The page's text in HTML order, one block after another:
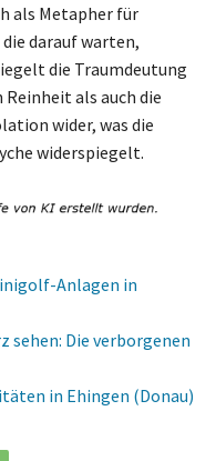
als Metapher für
darauf warten,
die Traumdeutung
Reinheit als auch die
wider, was die
widerspiegelt.
Anlagen in
sehen: Die verborgenen
in Ehingen (Donau)